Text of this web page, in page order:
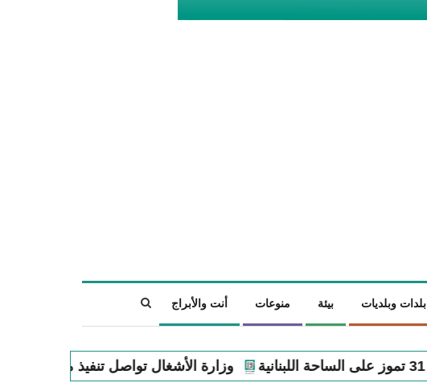
بلدات وبلديات بيئة منوعات أنت والأبراج
وزارة الأشغال تواصل تنفيذ مشاريع تطوير مرافق الصيد البحري في